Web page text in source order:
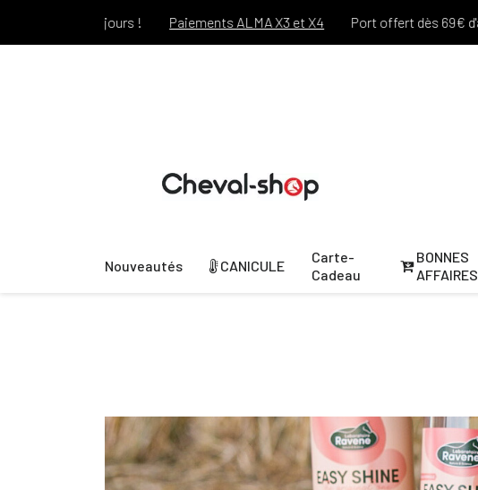
Paiements ALMA X3 et X4 Port offert dès 69€ d'achats !*
Nouveautés CANICULE
Carte-
Cadeau
BONNES
AFFAIRES